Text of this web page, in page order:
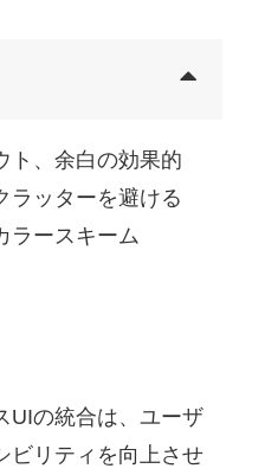
ト、余白の効果的
ラッターを避ける
ラースキーム
UIの統合は、ユーザ
ビリティを向上させ